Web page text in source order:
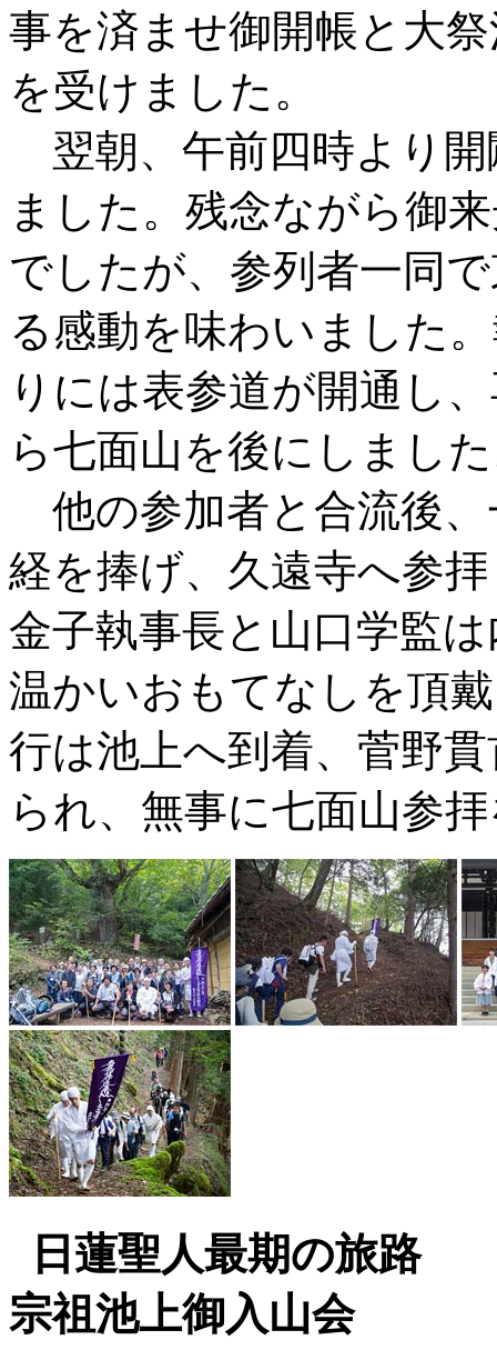
事を済ませ御開帳と大
を受けました。
翌朝、午前四時より
ました。残念ながら御
でしたが、参列者一同
る感動を味わいました
りには表参道が開通し
ら七面山を後にしまし
他の参加者と合流後、
経を捧げ、久遠寺へ参
金子執事長と山口学監
温かいおもてなしを頂
行は池上へ到着、菅野
られ、無事に七面山参
日蓮聖人最期の旅路
宗祖池上御入山会